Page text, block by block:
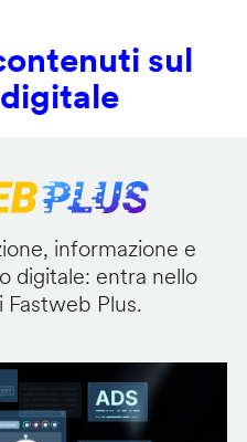
sul
informazione e
digitale: entra nello
Fastweb Plus.